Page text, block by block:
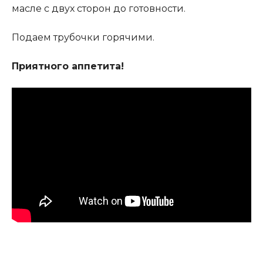
масле с двух сторон до готовности.
Подаем трубочки горячими.
Приятного аппетита!